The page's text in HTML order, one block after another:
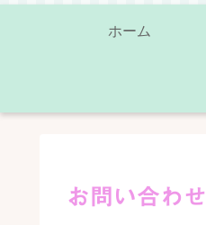
ホーム
お問い合わせ